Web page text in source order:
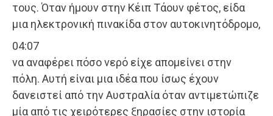
τους. Όταν ήμουν στην Κέιπ Τάουν φέτος, είδα
μια ηλεκτρονική πινακίδα στον αυτοκινητόδρομο,
04:07
να αναφέρει πόσο νερό είχε απομείνει στην
πόλη. Αυτή είναι μια ιδέα που ίσως έχουν
δανειστεί από την Αυστραλία όταν αντιμετώπιζε
μία από τις χειρότερες ξηρασίες στην ιστορία